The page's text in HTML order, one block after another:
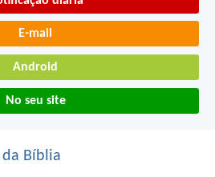
E-mail
Android
No seu site
Bíblia